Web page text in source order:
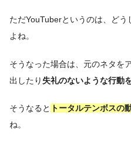
ただYouTuberというのは、ど
よね。
そうなった場合は、元のネタを
出したり 失礼のないような行動
そうなると トータルテンボスの
ね。